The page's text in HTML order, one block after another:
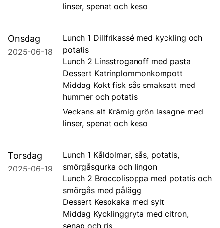
linser, spenat och keso
Onsdag
2025-06-18
Lunch 1 Dillfrikassé med kyckling och
potatis
Lunch 2 Linsstroganoff med pasta
Dessert Katrinplommonkompott
Middag Kokt fisk sås smaksatt med
hummer och potatis
Veckans alt Krämig grön lasagne med
linser, spenat och keso
Torsdag
2025-06-19
Lunch 1 Kåldolmar, sås, potatis,
smörgåsgurka och lingon
Lunch 2 Broccolisoppa med potatis och
smörgås med pålägg
Dessert Kesokaka med sylt
Middag Kycklinggryta med citron,
senap och ris